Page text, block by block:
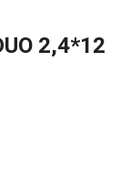
2,4*12